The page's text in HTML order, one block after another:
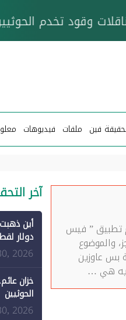
وقود تخدم
فين ملفات فيديوهات
تطبيق ” فيس
والموضوع
بس عاوزين
هي …
آخر
المتجددة"
2026
خزان
الحوثيين
2026